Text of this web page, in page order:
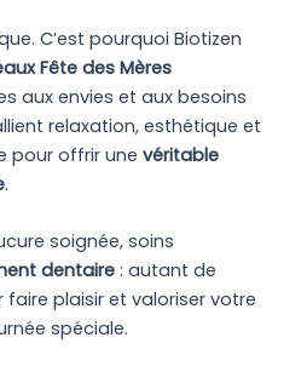
C’est pourquoi Biotizen
Fête des Mères
aux envies et aux besoins
relaxation, esthétique et
pour offrir une véritable
.
soignée, soins
dentaire : autant de
plaisir et valoriser votre
spéciale.